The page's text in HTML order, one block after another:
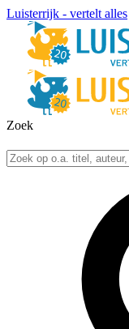
Luisterrijk - vertelt alles
Zoek